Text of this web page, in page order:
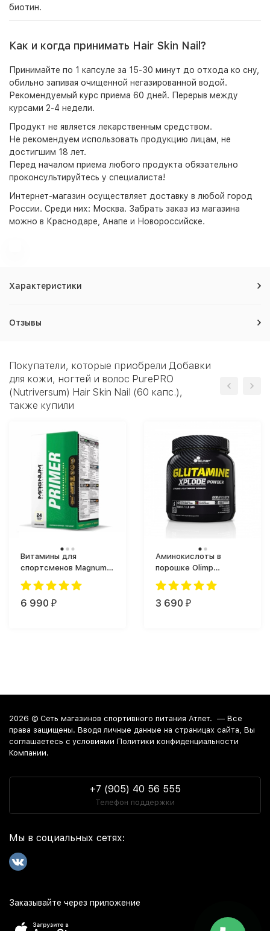
биотин.
Как и когда принимать Hair Skin Nail?
Принимайте по 1 капсуле за 15-30 минут до отхода ко сну,
обильно запивая очищенной негазированной водой.
Рекомендуемый курс приема 60 дней. Перерыв между
курсами 2-4 недели.
Продукт не является лекарственным средством.
Не рекомендуем использовать продукцию лицам, не
достигшим 18 лет.
Перед началом приема любого продукта обязательно
проконсультируйтесь у специалиста!
Интернет-магазин осуществляет доставку в любой город
России. Среди них: Москва. Забрать заказ из магазина
можно в Краснодаре, Анапе и Новороссийске.
Характеристики
Отзывы
Покупатели, которые приобрели Добавки
для кожи, ногтей и волос PurePRO
(Nutriversum) Hair Skin Nail (60 капс.),
также купили
Витамины для
спортсменов Magnum
Primer (30 таб.)
6 990 ₽
Аминокислоты в
порошке Olimp
Glutamine Xplode (500
г)
3 690 ₽
2026 © Сеть магазинов спортивного питания Атлет. — Все
права защищены. Вводя личные данные на страницах сайта, Вы
соглашаетесь c условиями Политики конфиденциальности
Компании.
+7 (905) 40 56 555
Телефон поддержки
Мы в социальных сетях:
Заказывайте через приложение